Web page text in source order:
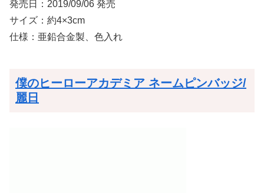
発売日：2019/09/06 発売
サイズ：約4×3cm
仕様：亜鉛合金製、色入れ
僕のヒーローアカデミア ネームピンバッジ/
麗日